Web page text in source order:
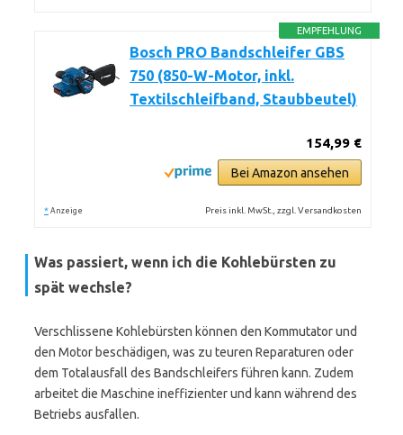
EMPFEHLUNG
Bosch PRO Bandschleifer GBS
750 (850-W-Motor, inkl.
Textilschleifband, Staubbeutel)
154,99 €
Bei Amazon ansehen
* Anzeige Preis inkl. MwSt., zzgl. Versandkosten
Was passiert, wenn ich die Kohlebürsten zu
spät wechsle?
Verschlissene Kohlebürsten können den Kommutator und
den Motor beschädigen, was zu teuren Reparaturen oder
dem Totalausfall des Bandschleifers führen kann. Zudem
arbeitet die Maschine ineffizienter und kann während des
Betriebs ausfallen.